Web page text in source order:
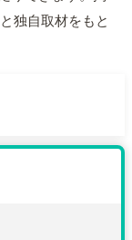
独自取材をもと